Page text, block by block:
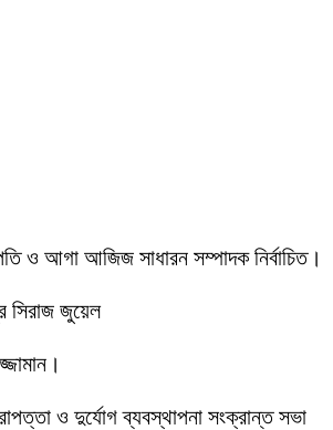
ও আগা আজিজ সাধারন সম্পাদক নির্বাচিত।
সিরাজ জুয়েল
ও দুর্যোগ ব্যবস্থাপনা সংক্রান্ত সভা